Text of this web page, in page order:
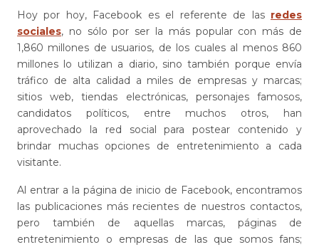
Hoy por hoy, Facebook es el referente de las redes
sociales, no sólo por ser la más popular con más de
1,860 millones de usuarios, de los cuales al menos 860
millones lo utilizan a diario, sino también porque envía
tráfico de alta calidad a miles de empresas y marcas;
sitios web, tiendas electrónicas, personajes famosos,
candidatos políticos, entre muchos otros, han
aprovechado la red social para postear contenido y
brindar muchas opciones de entretenimiento a cada
visitante.
Al entrar a la página de inicio de Facebook, encontramos
las publicaciones más recientes de nuestros contactos,
pero también de aquellas marcas, páginas de
entretenimiento o empresas de las que somos fans;